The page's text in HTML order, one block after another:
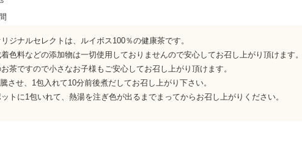
ジナルセレクトは、ルイボス100％の健康茶です。
色料などの添加物は一切使用しておりませんので安心してお召し上がり頂けます。
茶ですので小さなお子様もご安心してお召し上がり頂けます。
させ、1包入れて10分前後煮だしてお召し上がり下さい。
トに1包いれて、熱湯を注ぎ色が出るまでまってからお召し上がりください。